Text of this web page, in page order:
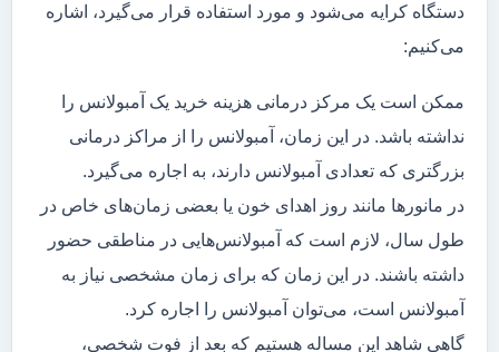
دستگاه کرایه می‌شود و مورد استفاده قرار می‌گیرد، اشاره
می‌کنیم:
ممکن است یک مرکز درمانی هزینه خرید یک آمبولانس را
نداشته باشد. در این زمان، آمبولانس را از مراکز درمانی
بزرگتری که تعدادی آمبولانس دارند، به اجاره می‌گیرد.
در مانور‌ها مانند روز اهدای خون یا بعضی زمان‌های خاص در
طول سال، لازم است که آمبولانس‌هایی در مناطقی حضور
داشته باشند. در این زمان که برای زمان مشخصی نیاز به
آمبولانس است، می‌توان آمبولانس را اجاره کرد.
گاهی شاهد این مساله هستیم که بعد از فوت شخصی،